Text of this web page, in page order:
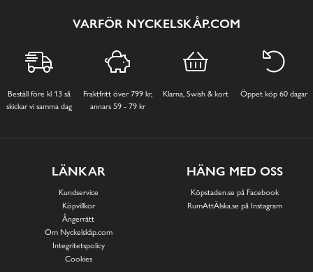
VARFÖR NYCKELSKÅP.COM
Beställ före kl 13 så
skickar vi samma dag
Fraktfritt över 799 kr,
annars 59 - 79 kr
Klarna, Swish & kort Öppet köp 60 dagar
LÄNKAR
Kundservice
Köpvillkor
Ångerrätt
Om Nyckelskåp.com
Integritetspolicy
Cookies
HÄNG MED OSS
Köpstaden.se på Facebook
RumAttÄlska.se på Instagram